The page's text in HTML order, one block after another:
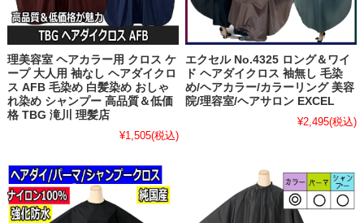
理美容室 ヘアカラー用 クロス ケ
ープ 大人用 袖なし ヘアダイクロ
ス AFB 毛染め 白髪染め おしゃ
れ染め シャンプー 高品質＆低価
格 TBG 滝川 理髪店
¥1,505(税込)
エクセル No.4325 ロング＆ワイ
ド ヘアダイクロス 袖無し 毛染
め/ヘアカラー/カラーリング 美容
院/理容室/ヘアサロン EXCEL
¥2,495(税込)